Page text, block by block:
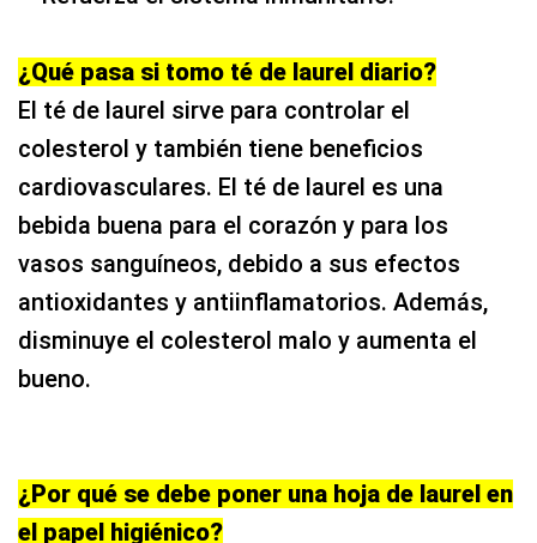
¿Qué pasa si tomo té de laurel diario?
El té de laurel sirve para controlar el
colesterol y también tiene beneficios
cardiovasculares. El té de laurel es una
bebida buena para el corazón y para los
vasos sanguíneos, debido a sus efectos
antioxidantes y antiinflamatorios. Además,
disminuye el colesterol malo y aumenta el
bueno.
¿Por qué se debe poner una hoja de laurel en
el papel higiénico?